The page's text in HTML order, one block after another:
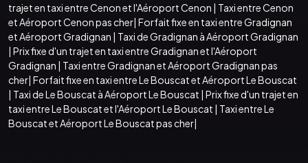
trajet en taxi entre Cenon et l'Aéroport Cenon | Taxi entre Cenon
et Aéroport Cenon pas cher| Forfait fixe en taxi entre Gradignan
et Aéroport Gradignan | Taxi de Gradignan à Aéroport Gradignan
| Prix fixe d'un trajet en taxi entre Gradignan et l'Aéroport
Gradignan | Taxi entre Gradignan et Aéroport Gradignan pas
cher| Forfait fixe en taxi entre Le Bouscat et Aéroport Le Bouscat
| Taxi de Le Bouscat à Aéroport Le Bouscat | Prix fixe d'un trajet en
taxi entre Le Bouscat et l'Aéroport Le Bouscat | Taxi entre Le
Bouscat et Aéroport Le Bouscat pas cher|